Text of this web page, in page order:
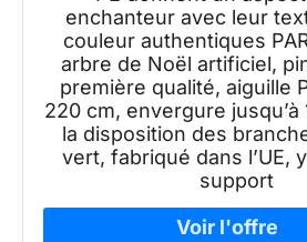
enchanteur avec leur
couleur authentiques
arbre de Noël artificiel,
première qualité, aiguille
220 cm, envergure jusqu’à
la disposition des
vert, fabriqué dans l’UE,
support